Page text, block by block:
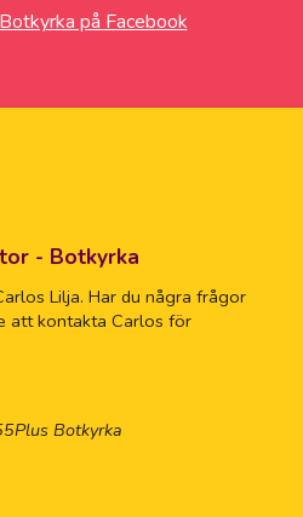
- Botkyrka
Lilja. Har du några frågor
att kontakta Carlos för
Botkyrka